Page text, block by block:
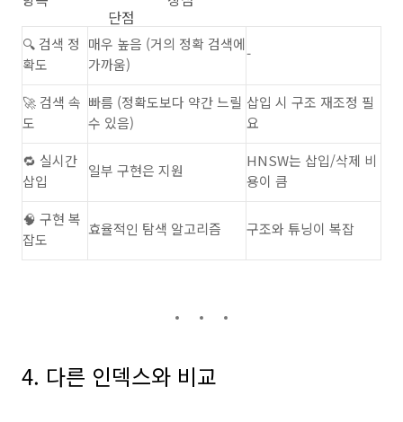
단점
🔍 검색 정
확도
매우 높음 (거의 정확 검색에
가까움)
-
🚀 검색 속
도
빠름 (정확도보다 약간 느릴
수 있음)
삽입 시 구조 재조정 필
요
🔁 실시간
삽입
일부 구현은 지원
HNSW는 삽입/삭제 비
용이 큼
🧠 구현 복
잡도
효율적인 탐색 알고리즘 구조와 튜닝이 복잡
4. 다른 인덱스와 비교